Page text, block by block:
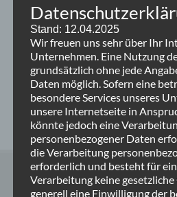
Ratskandidat Thilo Forkel
Bürgermeisterstammtisch mit Timo
CDU – AnsprechBAR
30. Sitzung der Bezirksvertretung
Stand: 12.04.2025
Wir freuen uns sehr über Ihr
Unternehmen. Eine Nutzung
grundsätzlich ohne jede
Daten möglich. Sofern eine
besondere Services unseres
unsere Internetseite in
könnte jedoch eine
personenbezogener Daten
die Verarbeitung
erforderlich und besteht für
Verarbeitung keine
generell eine Einwilligung der